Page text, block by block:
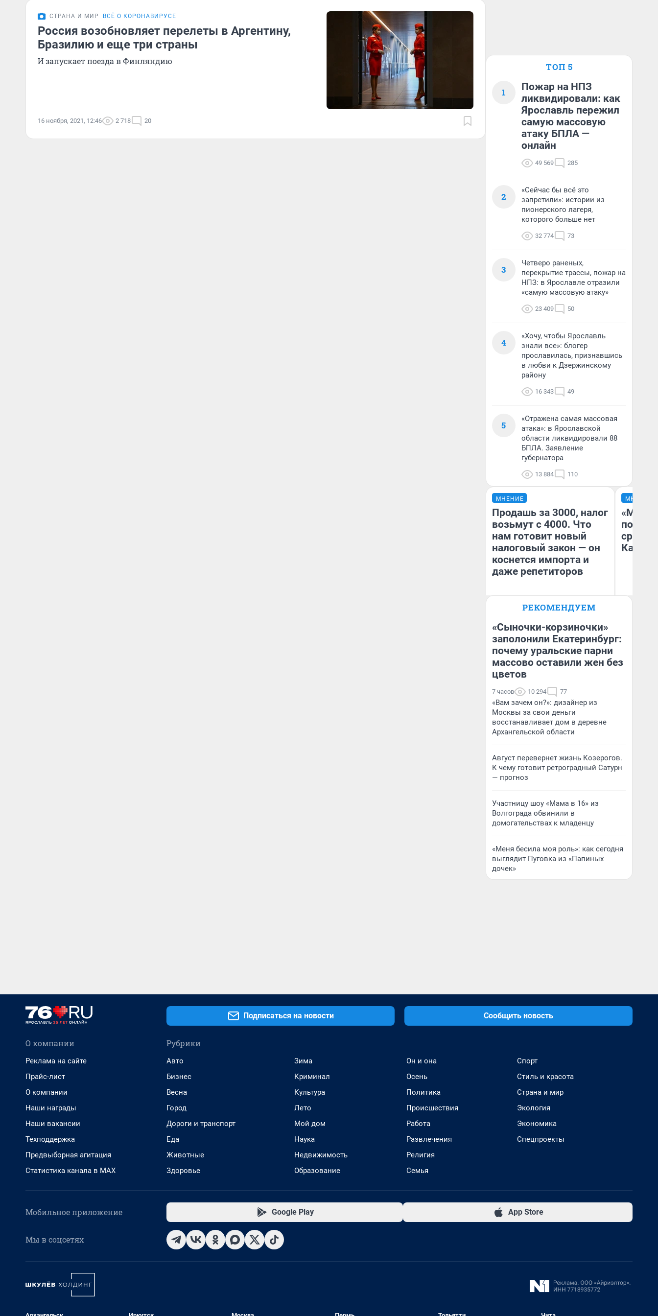
СТРАНА И МИР ВСЁ О КОРОНАВИРУСЕ
Россия возобновляет перелеты в Аргентину,
Бразилию и еще три страны
И запускает поезда в Финляндию
16 ноября, 2021, 12:46 2 718 20
ТОП 5
1
Пожар на НПЗ
ликвидировали: как
Ярославль пережил
самую массовую
атаку БПЛА —
онлайн
49 569 285
2
«Сейчас бы всё это
запретили»: истории из
пионерского лагеря,
которого больше нет
32 774 73
3
Четверо раненых,
перекрытие трассы, пожар на
НПЗ: в Ярославле отразили
«самую массовую атаку»
23 409 50
4
«Хочу, чтобы Ярославль
знали все»: блогер
прославилась, признавшись
в любви к Дзержинскому
району
16 343 49
5
«Отражена самая массовая
атака»: в Ярославской
области ликвидировали 88
БПЛА. Заявление
губернатора
13 884 110
МНЕНИЕ
Продашь за 3000, налог
возьмут с 4000. Что
нам готовит новый
налоговый закон — он
коснется импорта и
даже репетиторов
Анастасия Завгородняя
МНЕНИЕ
РЕКОМЕНДУЕМ
«Сыночки-корзиночки»
заполонили Екатеринбург:
почему уральские парни
массово оставили жен без
цветов
7 часов 10 294 77
«Вам зачем он?»: дизайнер из
Москвы за свои деньги
восстанавливает дом в деревне
Архангельской области
Август перевернет жизнь Козерогов.
К чему готовит ретроградный Сатурн
— прогноз
Участницу шоу «Мама в 16» из
Волгограда обвинили в
домогательствах к младенцу
«Меня бесила моя роль»: как сегодня
выглядит Пуговка из «Папиных
дочек»
Подписаться на новости Сообщить новость
О компании
Реклама на сайте
Прайс-лист
О компании
Наши награды
Наши вакансии
Техподдержка
Предвыборная агитация
Статистика канала в MAX
Рубрики
Авто
Бизнес
Весна
Город
Дороги и транспорт
Еда
Животные
Здоровье
Зима
Криминал
Культура
Лето
Мой дом
Наука
Недвижимость
Образование
Он и она
Осень
Политика
Происшествия
Работа
Развлечения
Религия
Семья
Спорт
Стиль и красота
Страна и мир
Экология
Экономика
Спецпроекты
Мобильное приложение Google Play App Store
Мы в соцсетях